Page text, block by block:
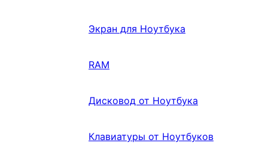
Экран для Ноутбука
RAM
Дисковод от Ноутбука
Клавиатуры от Ноутбуков